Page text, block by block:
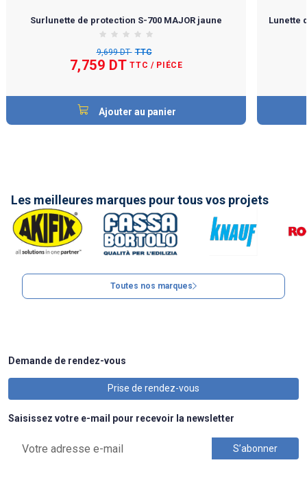
Surlunette de protection S-700 MAJOR jaune
9,699 DT TTC
7,759 DT TTC / PIÉCE
Ajouter au panier
Lunette
Les meilleures marques pour tous vos projets
Toutes nos marques
Demande de rendez-vous
Prise de rendez-vous
Saisissez votre e-mail pour recevoir la newsletter